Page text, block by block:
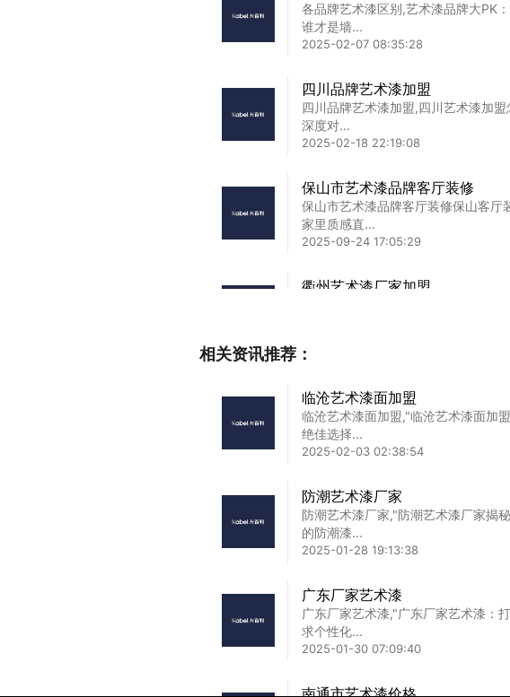
各品牌艺术漆区别,艺术漆品牌大PK
谁才是墙...
2025-02-07 08:35:28
四川品牌艺术漆加盟
四川品牌艺术漆加盟,四川艺术漆加
深度对...
2025-02-18 22:19:08
保山市艺术漆品牌客厅装修
保山市艺术漆品牌客厅装修保山客厅
家里质感直...
2025-09-24 17:05:29
衢州艺术漆厂家加盟
真实好口碑产品？
2026年开年，环保艺术涂料市场的“
搜索...
2026-01-12 11:32:04
广州做艺术漆厂家,广州艺术漆怎么选
点 ...
2025-02-08 04:11:45
相关资讯推荐：
临沧艺术漆面加盟
临沧艺术漆面加盟,"临沧艺术漆面加
绝佳选择...
2025-02-03 02:38:54
防潮艺术漆厂家
防潮艺术漆厂家,"防潮艺术漆厂家揭
的防潮漆...
2025-01-28 19:13:38
广东厂家艺术漆
广东厂家艺术漆,"广东厂家艺术漆：
求个性化...
2025-01-30 07:09:40
南通市艺术漆价格